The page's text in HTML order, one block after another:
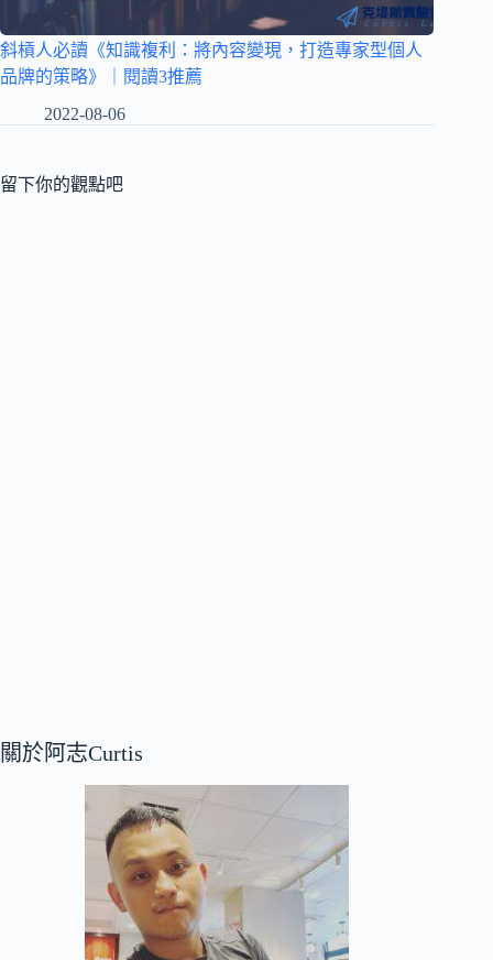
斜槓人必讀《知識複利：將內容變現，打造專家型個人
品牌的策略》｜閱讀3推薦
2022-08-06
留下你的觀點吧
關於阿志Curtis